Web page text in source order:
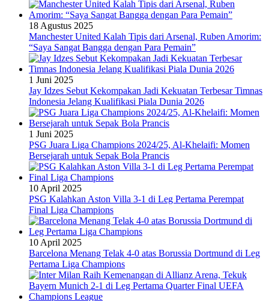
18 Agustus 2025
Manchester United Kalah Tipis dari Arsenal, Ruben Amorim:
“Saya Sangat Bangga dengan Para Pemain”
1 Juni 2025
Jay Idzes Sebut Kekompakan Jadi Kekuatan Terbesar Timnas
Indonesia Jelang Kualifikasi Piala Dunia 2026
1 Juni 2025
PSG Juara Liga Champions 2024/25, Al-Khelaifi: Momen
Bersejarah untuk Sepak Bola Prancis
10 April 2025
PSG Kalahkan Aston Villa 3-1 di Leg Pertama Perempat
Final Liga Champions
10 April 2025
Barcelona Menang Telak 4-0 atas Borussia Dortmund di Leg
Pertama Liga Champions